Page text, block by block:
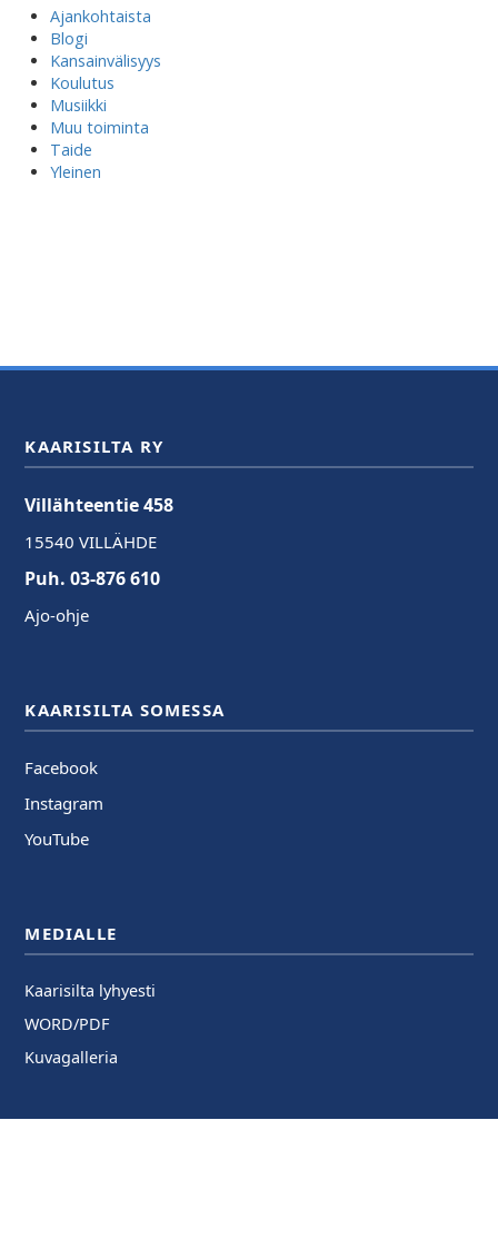
Ajankohtaista
Blogi
Kansainvälisyys
Koulutus
Musiikki
Muu toiminta
Taide
Yleinen
KAARISILTA RY
Villähteentie 458
15540 VILLÄHDE
Puh. 03-876 610
Ajo-ohje
KAARISILTA SOMESSA
Facebook
Instagram
YouTube
MEDIALLE
Kaarisilta lyhyesti
WORD/PDF
Kuvagalleria